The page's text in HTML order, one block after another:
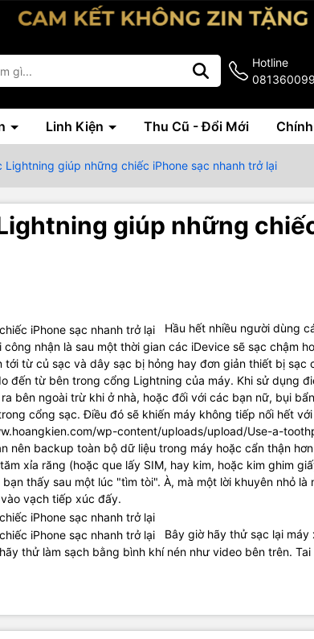
Hotline
Linh Kiện Thu Cũ - Đổi Mới
Lightning giúp những chiếc iPhone sạc nhanh trở lại
giúp những
Hầu hết nhiều người dùng
công nhận là sau một thời gian các iDevice sẽ sạc chậm
từ củ sạc và dây sạc bị hỏng hay đơn giản thiết bị sạc
đến từ bên trong cổng Lightning của máy. Khi sử dụng
bên ngoài trừ khi ở nhà, hoặc đối với các bạn nữ, bụi
cổng sạc. Điều đó sẽ khiến máy không tiếp nối hết
wp-content/uploads/upload/Use-a-
backup toàn bộ dữ liệu trong máy hoặc cẩn thận
xỉa răng (hoặc que lấy SIM, hay kim, hoặc kim ghim
thấy sau một lúc "tìm tòi". À, mà một lời khuyên nhỏ là
vạch tiếp xúc đấy.
Bây giờ hãy thử sạc lại máy
thử làm sạch bằng bình khí nén như video bên trên.